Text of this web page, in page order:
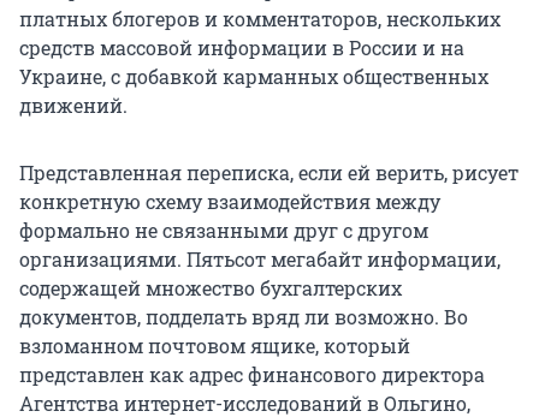
платных блогеров и комментаторов, нескольких
средств массовой информации в России и на
Украине, с добавкой карманных общественных
движений.
Представленная переписка, если ей верить, рисует
конкретную схему взаимодействия между
формально не связанными друг с другом
организациями. Пятьсот мегабайт информации,
содержащей множество бухгалтерских
документов, подделать вряд ли возможно. Во
взломанном почтовом ящике, который
представлен как адрес финансового директора
Агентства интернет-исследований в Ольгино,